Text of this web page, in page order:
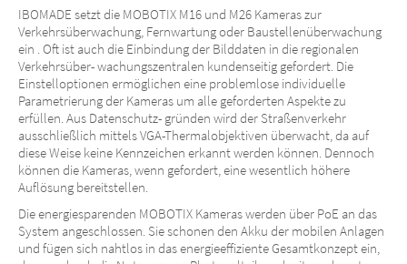
IBOMADE setzt die MOBOTIX M16 und M26 Kameras zur
Verkehrsüberwachung, Fernwartung oder Baustellenüberwachung
ein . Oft ist auch die Einbindung der Bilddaten in die regionalen
Verkehrsüber- wachungszentralen kundenseitig gefordert. Die
Einstelloptionen ermöglichen eine problemlose individuelle
Parametrierung der Kameras um alle geforderten Aspekte zu
erfüllen. Aus Datenschutz- gründen wird der Straßenverkehr
ausschließlich mittels VGA-Thermalobjektiven überwacht, da auf
diese Weise keine Kennzeichen erkannt werden können. Dennoch
können die Kameras, wenn gefordert, eine wesentlich höhere
Auflösung bereitstellen.
Die energiesparenden MOBOTIX Kameras werden über PoE an das
System angeschlossen. Sie schonen den Akku der mobilen Anlagen
und fügen sich nahtlos in das energieeffiziente Gesamtkonzept ein,